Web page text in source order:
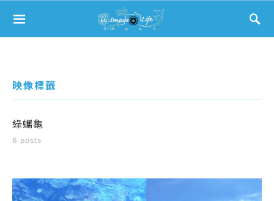
Search for:
映像標籤
綠蠵龜
6 posts